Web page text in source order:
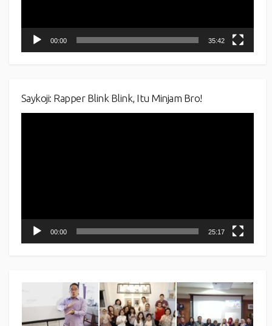
00:00 35:42
Saykoji: Rapper Blink Blink, Itu Minjam Bro!
00:00 25:17